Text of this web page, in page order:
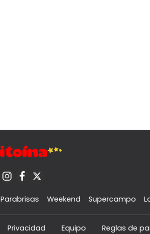
Parabrisas Weekend Supercampo
Privacidad Equipo Reglas de